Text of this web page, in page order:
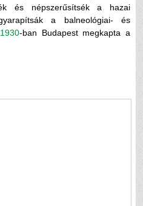
és népszerűsítsék a hazai
a balneológiai- és
1930-ban Budapest megkapta a